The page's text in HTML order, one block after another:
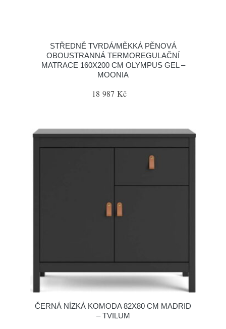
STŘEDNĚ TVRDÁ/MĚKKÁ PĚNOVÁ
OBOUSTRANNÁ TERMOREGULAČNÍ
MATRACE 160X200 CM OLYMPUS GEL –
MOONIA
18 987 Kč
ČERNÁ NÍZKÁ KOMODA 82X80 CM MADRID
– TVILUM